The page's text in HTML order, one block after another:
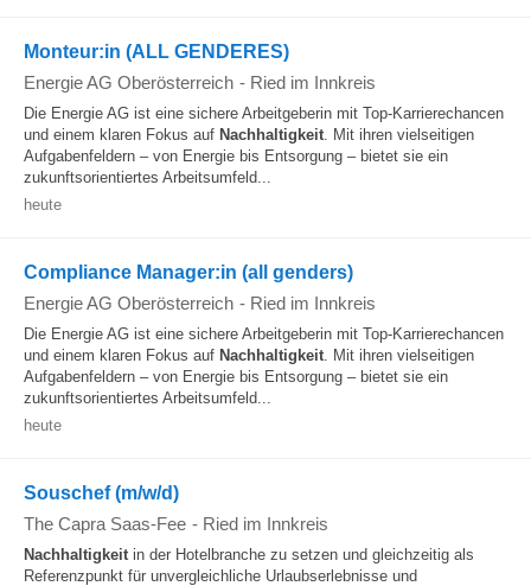
Monteur:in (ALL GENDERES)
Energie AG Oberösterreich - Ried im Innkreis
Die Energie AG ist eine sichere Arbeitgeberin mit Top-Karrierechancen
und einem klaren Fokus auf Nachhaltigkeit. Mit ihren vielseitigen
Aufgabenfeldern – von Energie bis Entsorgung – bietet sie ein
zukunftsorientiertes Arbeitsumfeld...
heute
Compliance Manager:in (all genders)
Energie AG Oberösterreich - Ried im Innkreis
Die Energie AG ist eine sichere Arbeitgeberin mit Top-Karrierechancen
und einem klaren Fokus auf Nachhaltigkeit. Mit ihren vielseitigen
Aufgabenfeldern – von Energie bis Entsorgung – bietet sie ein
zukunftsorientiertes Arbeitsumfeld...
heute
Souschef (m/w/d)
The Capra Saas-Fee - Ried im Innkreis
Nachhaltigkeitin der Hotelbranche zu setzen und gleichzeitig als
Referenzpunkt für unvergleichliche Urlaubserlebnisse und